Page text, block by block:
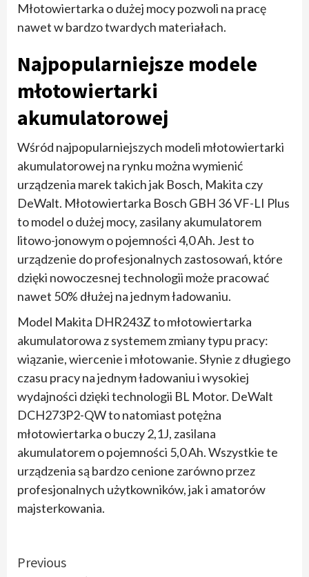
Młotowiertarka o dużej mocy pozwoli na pracę
nawet w bardzo twardych materiałach.
Najpopularniejsze modele
młotowiertarki
akumulatorowej
Wśród najpopularniejszych modeli młotowiertarki
akumulatorowej na rynku można wymienić
urządzenia marek takich jak Bosch, Makita czy
DeWalt. Młotowiertarka Bosch GBH 36 VF-LI Plus
to model o dużej mocy, zasilany akumulatorem
litowo-jonowym o pojemności 4,0 Ah. Jest to
urządzenie do profesjonalnych zastosowań, które
dzięki nowoczesnej technologii może pracować
nawet 50% dłużej na jednym ładowaniu.
Model Makita DHR243Z to młotowiertarka
akumulatorowa z systemem zmiany typu pracy:
wiązanie, wiercenie i młotowanie. Słynie z długiego
czasu pracy na jednym ładowaniu i wysokiej
wydajności dzięki technologii BL Motor. DeWalt
DCH273P2-QW to natomiast potężna
młotowiertarka o buczy 2,1J, zasilana
akumulatorem o pojemności 5,0 Ah. Wszystkie te
urządzenia są bardzo cenione zarówno przez
profesjonalnych użytkowników, jak i amatorów
majsterkowania.
Continue
Previous